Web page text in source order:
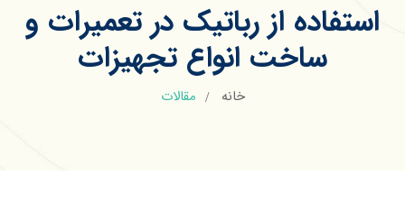
استفاده از رباتیک در تعمیرات و
ساخت انواع تجهیزات
خانه مقالات